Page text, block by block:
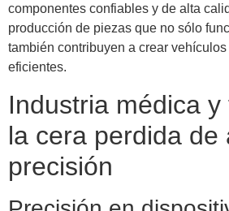
componentes confiables y de alta
producción de piezas que no sólo
también contribuyen a crear
eficientes.
Industria médica
la cera perdida de
precisión